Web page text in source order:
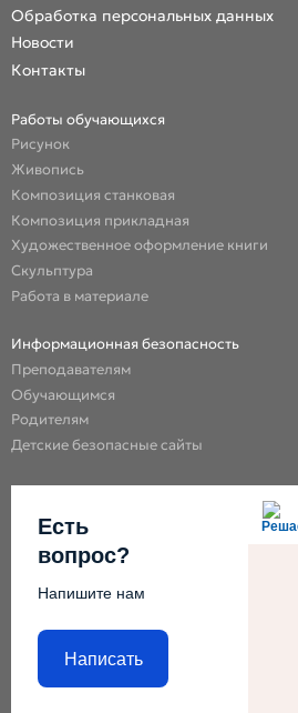
Обработка персональных данных
Новости
Контакты
Работы обучающихся
Рисунок
Живопись
Композиция станковая
Композиция прикладная
Художественное оформление книги
Скульптура
Работа в материале
Информационная безопасность
Преподавателям
Обучающимся
Родителям
Детские безопасные сайты
Есть
вопрос?
Напишите нам
Написать